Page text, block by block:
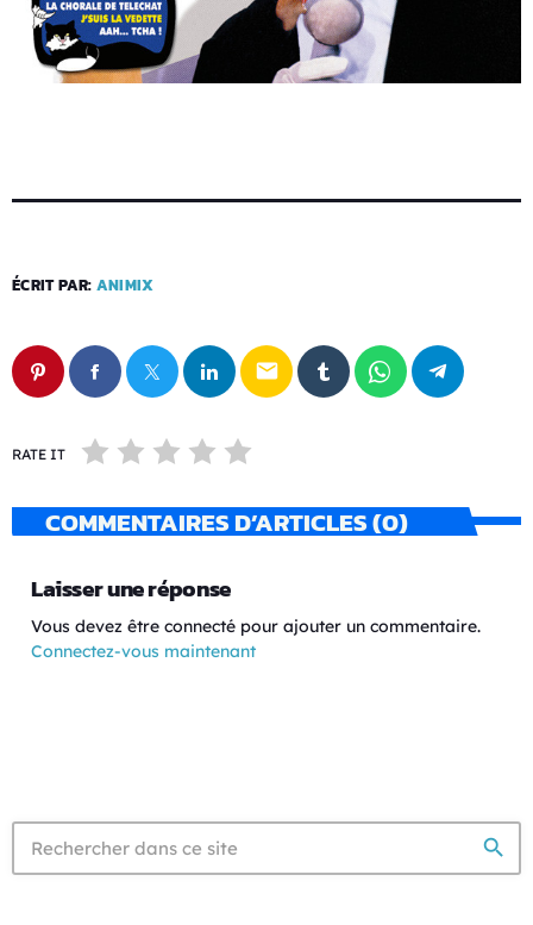
ÉCRIT PAR: ANIMIX
email
RATE IT
COMMENTAIRES D’ARTICLES (0)
Laisser une réponse
Vous devez être connecté pour ajouter un commentaire.
Connectez-vous maintenant
search